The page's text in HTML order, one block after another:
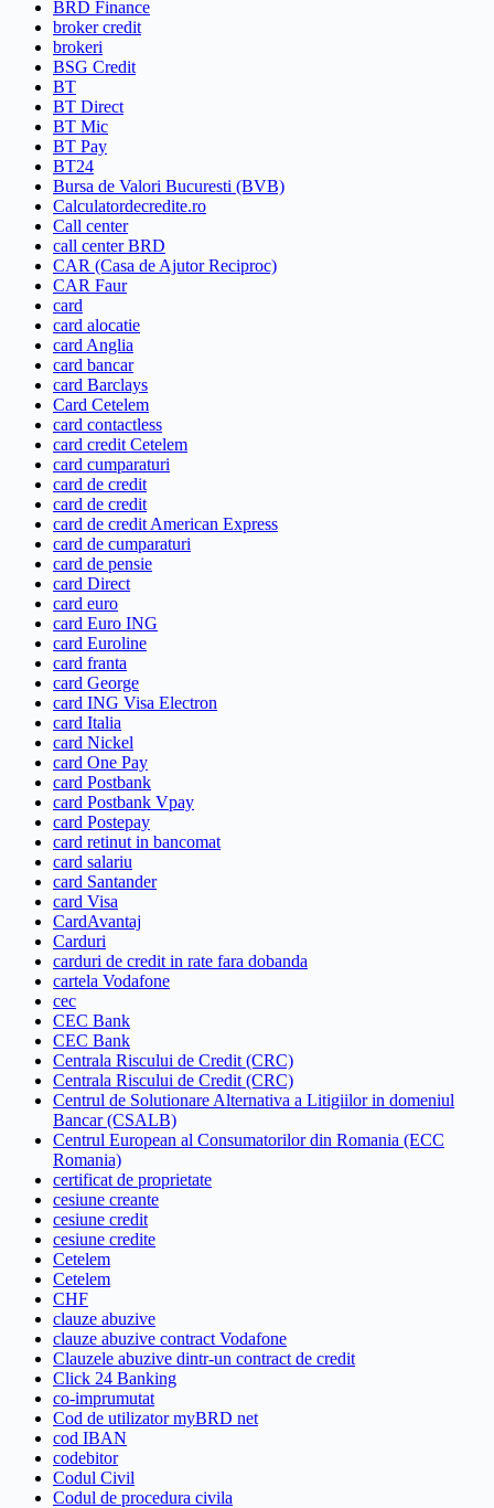
BRD Finance
broker credit
brokeri
BSG Credit
BT
BT Direct
BT Mic
BT Pay
BT24
Bursa de Valori Bucuresti (BVB)
Calculatordecredite.ro
Call center
call center BRD
CAR (Casa de Ajutor Reciproc)
CAR Faur
card
card alocatie
card Anglia
card bancar
card Barclays
Card Cetelem
card contactless
card credit Cetelem
card cumparaturi
card de credit
card de credit
card de credit American Express
card de cumparaturi
card de pensie
card Direct
card euro
card Euro ING
card Euroline
card franta
card George
card ING Visa Electron
card Italia
card Nickel
card One Pay
card Postbank
card Postbank Vpay
card Postepay
card retinut in bancomat
card salariu
card Santander
card Visa
CardAvantaj
Carduri
carduri de credit in rate fara dobanda
cartela Vodafone
cec
CEC Bank
CEC Bank
Centrala Riscului de Credit (CRC)
Centrala Riscului de Credit (CRC)
Centrul de Solutionare Alternativa a Litigiilor in domeniul
Bancar (CSALB)
Centrul European al Consumatorilor din Romania (ECC
Romania)
certificat de proprietate
cesiune creante
cesiune credit
cesiune credite
Cetelem
Cetelem
CHF
clauze abuzive
clauze abuzive contract Vodafone
Clauzele abuzive dintr-un contract de credit
Click 24 Banking
co-imprumutat
Cod de utilizator myBRD net
cod IBAN
codebitor
Codul Civil
Codul de procedura civila